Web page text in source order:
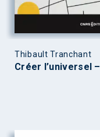
Thibault Tranchant
Créer l’universel –